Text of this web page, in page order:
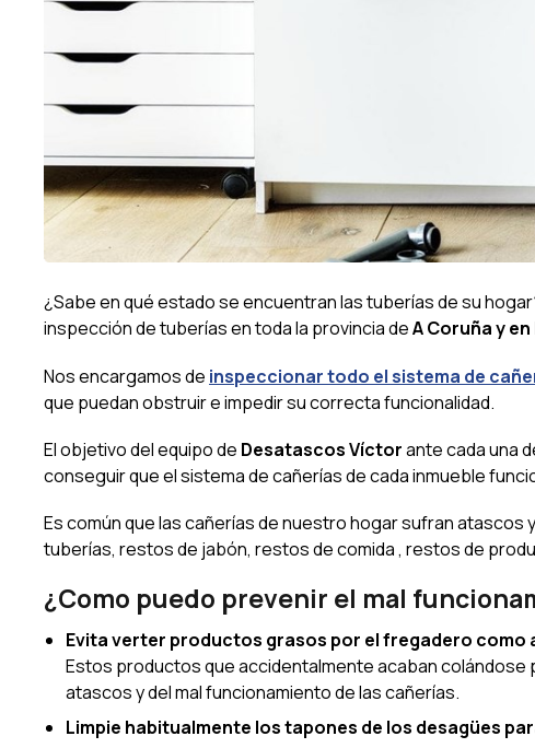
¿Sabe en qué estado se encuentran las tuberías de su
inspección de tuberías en toda la provincia deA Coruña y
Nos encargamos de inspeccionar todo el sistema de
que puedan obstruir e impedir su correcta funcionalidad.
El objetivo del equipo de Desatascos Víctorante cada una
conseguir que el sistema de cañerías de cada inmueble
Es común que las cañerías de nuestro hogar sufran
tuberías, restos de jabón, restos de comida , restos de
¿Como puedo prevenir el mal
Evita verter productos grasos por el fregadero como
Estos productos que accidentalmente acaban
atascos y del mal funcionamiento de las cañerías.
Limpie habitualmente los tapones de los desagües